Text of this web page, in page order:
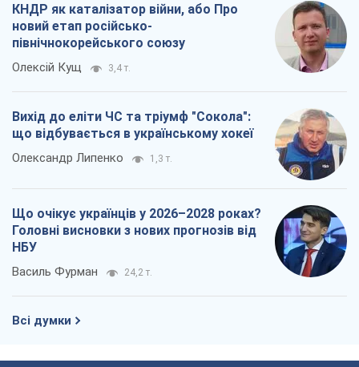
КНДР як каталізатор війни, або Про
новий етап російсько-
північнокорейського союзу
Олексій Кущ 3,4 т.
Вихід до еліти ЧС та тріумф "Сокола":
що відбувається в українському хокеї
Олександр Липенко 1,3 т.
Що очікує українців у 2026–2028 роках?
Головні висновки з нових прогнозів від
НБУ
Василь Фурман 24,2 т.
Всі думки